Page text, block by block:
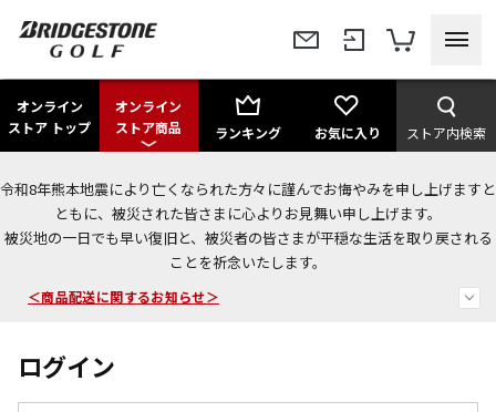
オンライン
ストア トップ
オンライン
ストア商品
ランキング お気に入り ストア内検索
令和8年熊本地震により亡くなられた方々に謹んでお悔やみを申し上げますと
ともに、被災された皆さまに心よりお見舞い申し上げます。
被災地の一日でも早い復旧と、被災者の皆さまが平穏な生活を取り戻される
ことを祈念いたします。
＜夏季休暇中のご注文・発送・お問い合わせ＞
今なら新規会員登録で1,000円OFFクーポンプレゼント！
＜商品配送に関するお知らせ＞
ログイン